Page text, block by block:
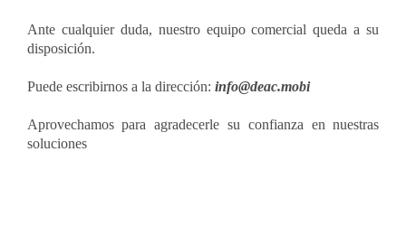
Ante cualquier duda, nuestro equipo comercial queda a su
disposición.
Puede escribirnos a la dirección: info@deac.mobi
Aprovechamos para agradecerle su confianza en nuestras
soluciones